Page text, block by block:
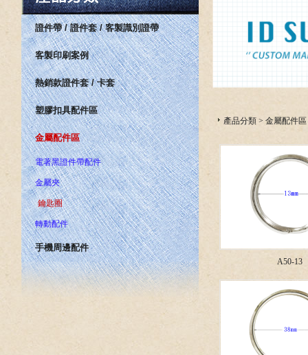
證件帶 / 證件套 / 客製識別證帶
客製印刷案例
熱銷款證件套 / 卡套
塑膠扣具配件區
金屬配件區
電著黑證件帶配件
金屬夾
鑰匙圈
轉動配件
手機周邊配件
產品分類 > 金屬配件區
A50-13